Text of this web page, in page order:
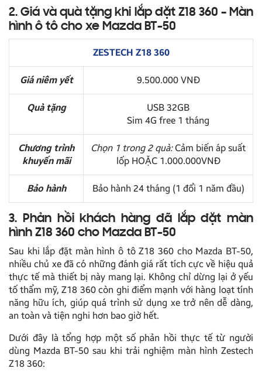
2. Giá và quà tặng khi lắp đặt Z18 360 – Màn
hình ô tô cho xe Mazda BT-50
ZESTECH Z18 360
Giá niêm yết 9.500.000 VNĐ
Quà tặng
USB 32GB
Sim 4G free 1 tháng
Chương trình
khuyến mãi
Chọn 1 trong 2 quà:Cảm biến áp suất
lốp HOẶC 1.000.000VNĐ
Bảo hành Bảo hành 24 tháng (1 đổi 1 năm đầu)
3. Phản hồi khách hàng đã lắp đặt màn
hình Z18 360 cho Mazda BT-50
Sau khi lắp đặt màn hình ô tô Z18 360 cho Mazda BT-50,
nhiều chủ xe đã có những đánh giá rất tích cực về hiệu quả
thực tế mà thiết bị này mang lại. Không chỉ dừng lại ở yếu
tố thẩm mỹ, Z18 360 còn ghi điểm mạnh với hàng loạt tính
năng hữu ích, giúp quá trình sử dụng xe trở nên dễ dàng,
an toàn và tiện nghi hơn bao giờ hết.
Dưới đây là tổng hợp một số phản hồi thực tế từ người
dùng Mazda BT-50 sau khi trải nghiệm màn hình Zestech
Z18 360: